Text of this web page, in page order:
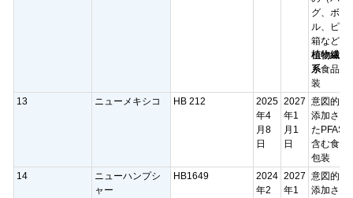
グ、ボウ
ル、ピザ
箱など）
植物繊維
系食品包
装
13
ニューメキシコ HB 212
2025
年4
月8
日
2027
年1
月1
日
意図的に
添加され
たPFASを
含む食品
包装
14
ニューハンプシ
ャー
HB1649
2024
年2
2027
年1
意図的に
添加され